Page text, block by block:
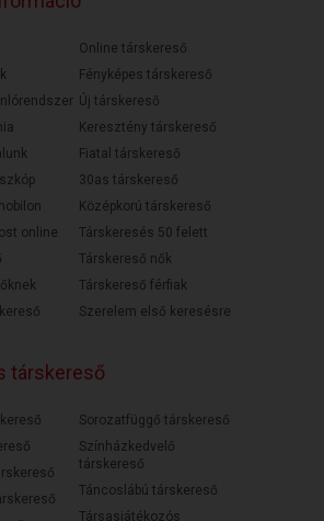
online
Online társkereső
Fényképes társkereső
Új társkereső
Keresztény társkereső
Fiatal társkereső
30as társkereső
Középkorú társkereső
Társkeresés 50 felett
Társkereső nők
Társkereső férfiak
Szerelem első keresésre
társkereső
Sorozatfüggő társkereső
Színházkedvelő
társkereső
Táncoslábú társkereső
Társasjátékozós